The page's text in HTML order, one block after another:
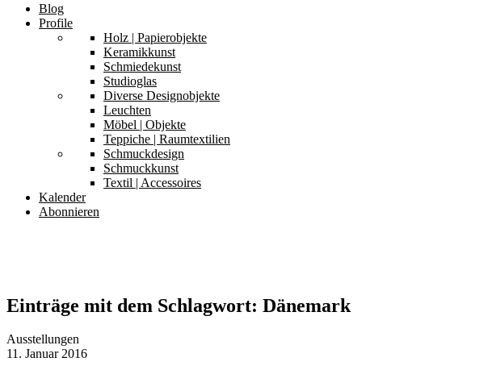
Blog
Profile
Holz | Papierobjekte
Keramikkunst
Schmiedekunst
Studioglas
Diverse Designobjekte
Leuchten
Möbel | Objekte
Teppiche | Raumtextilien
Schmuckdesign
Schmuckkunst
Textil | Accessoires
Kalender
Abonnieren
Einträge mit dem Schlagwort: Dänemark
Ausstellungen
11. Januar 2016